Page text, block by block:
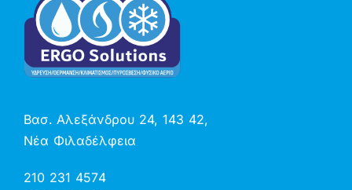
Βασ. Αλεξάνδρου 24, 143 42,
Νέα Φιλαδέλφεια
210 231 4574